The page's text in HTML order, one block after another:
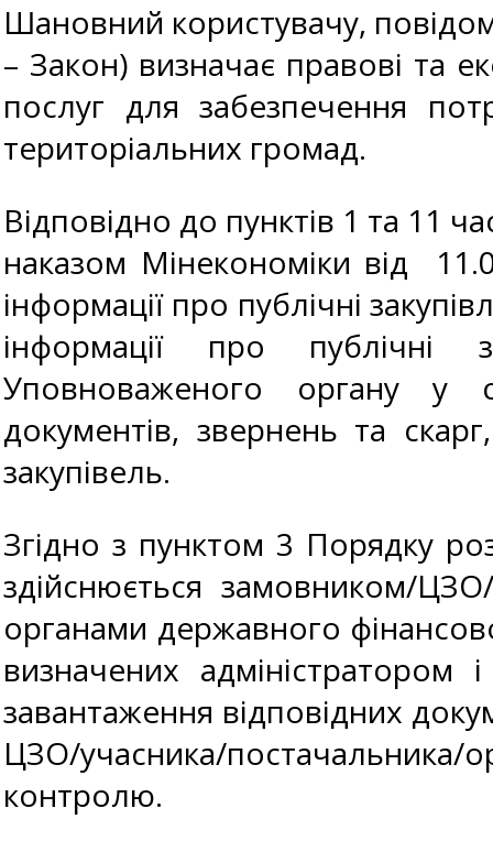
Шановний користувачу,
– Закон) визначає правові та
послуг для забезпечення
територіальних громад.
Відповідно до пунктів 1 та 11
наказом Мінекономіки від
інформації про публічні
інформації про публічні
Уповноваженого органу у
документів, звернень та
закупівель.
Згідно з пунктом 3 Порядку
здійснюється замовником/
органами державного
визначених адміністратором
завантаження відповідних
ЦЗО/учасника/
контролю.